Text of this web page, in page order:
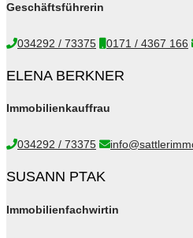
Geschäftsführerin
034292 / 73375 0171 / 4367 166
ELENA BERKNER
Immobilienkauffrau
034292 / 73375
SUSANN PTAK
Immobilienfachwirtin